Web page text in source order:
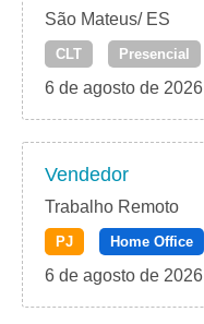
Freelancer
PJ
São Mateus/ ES
CLT Presencial
6 de agosto de 2026
Vendedor
Trabalho Remoto
PJ Home Office
6 de agosto de 2026